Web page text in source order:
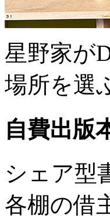
星野家が
場所を選
自費出版
シェア型
各棚の借